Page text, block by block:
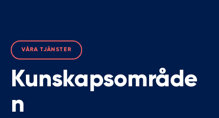
VÅRA TJÄNSTER
Kunskapsområde
n